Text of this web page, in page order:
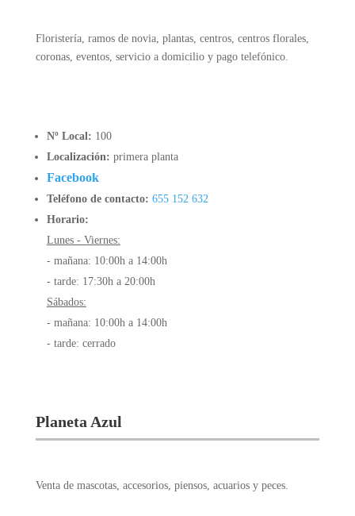
Floristería, ramos de novia, plantas, centros, centros florales,
coronas, eventos, servicio a domicilio y pago telefónico.
Nº Local: 100
Localización: primera planta
Facebook
Teléfono de contacto: 655 152 632
Horario:
Lunes - Viernes:
- mañana: 10:00h a 14:00h
- tarde: 17:30h a 20:00h
Sábados:
- mañana: 10:00h a 14:00h
- tarde: cerrado
Planeta Azul
Venta de mascotas, accesorios, piensos, acuarios y peces.